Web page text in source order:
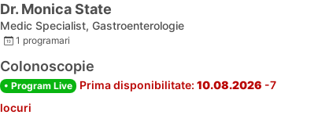
Dr. Monica State
Medic Specialist, Gastroenterologie
1 programari
Colonoscopie
• Program Live Prima disponibilitate: 10.08.2026 -7
locuri